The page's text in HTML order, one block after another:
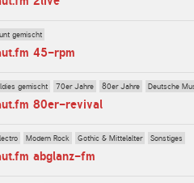
gemischt
45-rpm
gemischt 70er Jahre 80er Jahre Deutsche
80er-revival
Modern Rock Gothic & Mittelalter Sonstiges
abglanz-fm